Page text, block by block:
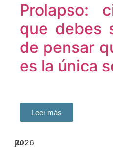
Prolapso:
que debes
de pensar
es la única
Leer más
3
jul
2026